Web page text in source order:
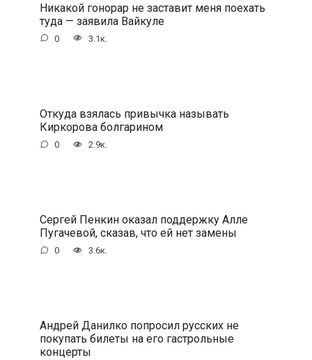
Никакой гонорар не заставит меня поехать
туда — заявила Вайкyле
0 3.1к.
Откуда взялась привычка называть
Киркорова болгарином
0 2.9к.
Сергей Пенкин оказал поддержку Алле
Пугачевой, сказав, что ей нет замены
0 3.6к.
Андрей Данилко попросил русских не
покупать билеты на его гастрольные
концерты